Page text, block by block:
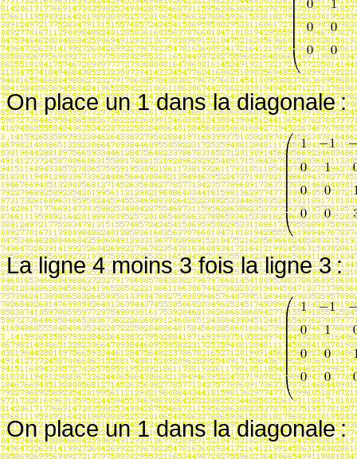
On place un 1 dans la diagonale :
La ligne 4 moins 3 fois la ligne 3:
On place un 1 dans la diagonale :